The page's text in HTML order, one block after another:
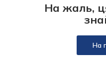
На жаль,
На